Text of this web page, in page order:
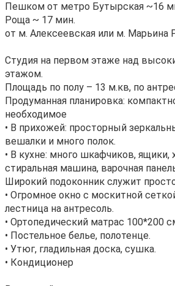
Пешком от метро Бутырская ~16
Роща ~ 17 мин.
от м. Алексеевская или м. Марьина
Студия на первом этаже над
этажом.
Площадь по полу – 13 м.кв, по
Продуманная планировка:
необходимое
• В прихожей: просторный
вешалки и много полок.
• В кухне: много шкафчиков, ящики,
стиральная машина, варочная
Широкий подоконник служит
• Огромное окно с москитной
лестница на антресоль.
• Ортопедический матрас 100*200
• Постельное белье, полотенце.
• Утюг, гладильная доска, сушка.
• Кондиционер